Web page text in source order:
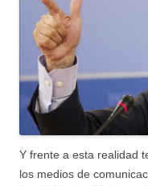
Y frente a esta realidad
los medios de